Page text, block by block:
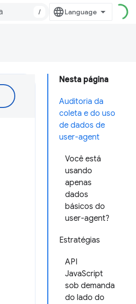
/
Nesta página
Auditoria da
coleta e do uso
de dados de
user-agent
Você está
usando
apenas
dados
básicos do
user-agent?
Estratégias
API
JavaScript
sob demanda
do lado do